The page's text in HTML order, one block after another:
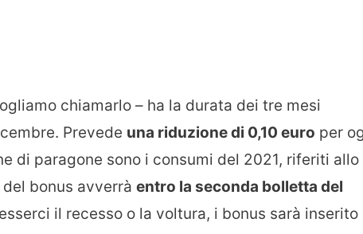
chiamarlo – ha la durata dei tre mesi
Prevede una riduzione di 0,10 euro per
di paragone sono i consumi del 2021, riferiti allo
bonus avverrà entro la seconda bolletta del
il recesso o la voltura, i bonus sarà inserito